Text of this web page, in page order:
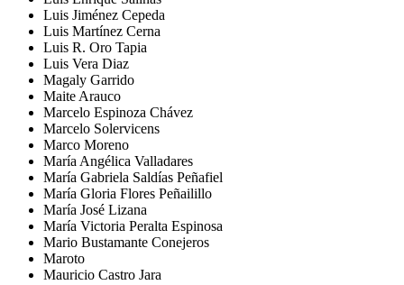
Luis Jiménez Cepeda
Luis Martínez Cerna
Luis R. Oro Tapia
Luis Vera Diaz
Magaly Garrido
Maite Arauco
Marcelo Espinoza Chávez
Marcelo Solervicens
Marco Moreno
María Angélica Valladares
María Gabriela Saldías Peñafiel
María Gloria Flores Peñailillo
María José Lizana
María Victoria Peralta Espinosa
Mario Bustamante Conejeros
Maroto
Mauricio Castro Jara